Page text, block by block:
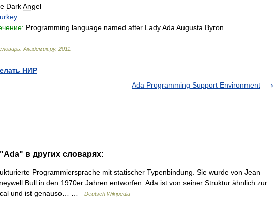
DarkAngel
Programming language named after LadyAda Augusta Byron
Академик.ру. 2011
НИР
Ada Programming Support Environment
в других словарях:
Programmiersprache mit statischer Typenbindung. Sie wurde von Jean
Bull in den 1970er Jahren entworfen. Ada ist von seiner Struktur ähnlich zur
und ist genauso… …
Deutsch Wikipedia